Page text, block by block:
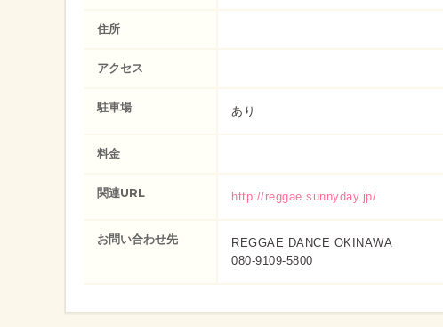
住所
アクセス
駐車場 あり
料金
関連URL http://reggae.sunnyday.jp/
お問い合わせ先
REGGAE DANCE OKINAWA
080-9109-5800